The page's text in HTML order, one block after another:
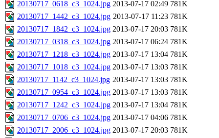
20130717_0618_c3_1024.jpg 2013-07-17 02:49 781K
20130717_1442_c3_1024.jpg 2013-07-17 11:23 781K
20130717_1842_c3_1024.jpg 2013-07-17 20:03 781K
20130717_0318_c3_1024.jpg 2013-07-17 06:24 781K
20130717_1218_c3_1024.jpg 2013-07-17 13:04 781K
20130717_1018_c3_1024.jpg 2013-07-17 13:03 781K
20130717_1142_c3_1024.jpg 2013-07-17 13:03 781K
20130717_0954_c3_1024.jpg 2013-07-17 13:03 781K
20130717_1242_c3_1024.jpg 2013-07-17 13:04 781K
20130717_0706_c3_1024.jpg 2013-07-17 04:06 781K
20130717_2006_c3_1024.jpg 2013-07-17 20:03 781K